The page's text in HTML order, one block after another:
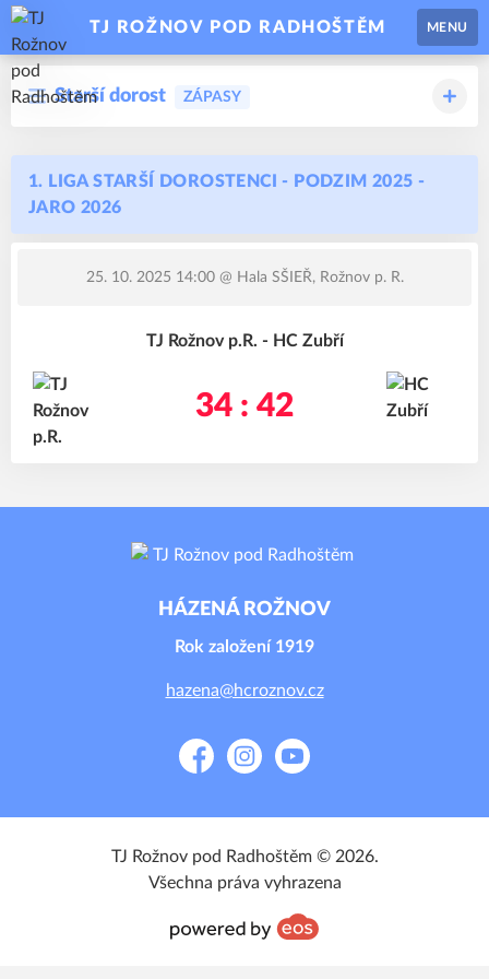
TJ ROŽNOV POD RADHOŠTĚM MENU
Starší dorost ZÁPASY
1. LIGA STARŠÍ DOROSTENCI - PODZIM 2025 -
JARO 2026
25. 10. 2025 14:00@ Hala SŠIEŘ, Rožnov p. R.
TJ Rožnov p.R. - HC Zubří
34 : 42
HÁZENÁ ROŽNOV
Rok založení 1919
hazena@hcroznov.cz
FacebookInstagramYouTube
TJ Rožnov pod Radhoštěm © 2026.
Všechna práva vyhrazena